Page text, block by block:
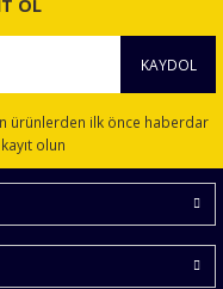
OL
KAYDOL
ürünlerden ilk önce haberdar
olun